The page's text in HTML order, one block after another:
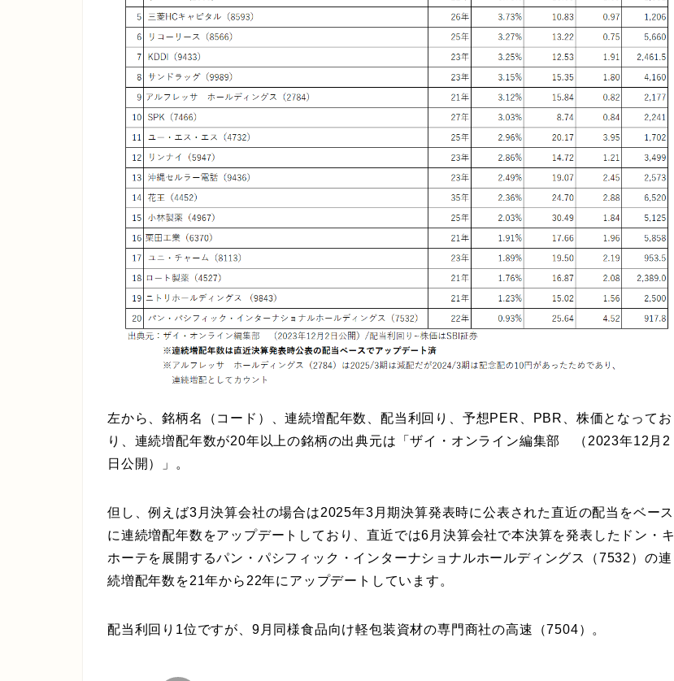
左から、銘柄名（コード）、連続増配年数、配当利回り、予想PER、PBR、株価となってお
り、連続増配年数が20年以上の銘柄の出典元は「ザイ・オンライン編集部 （2023年12月2
日公開）」。
但し、例えば3月決算会社の場合は2025年3月期決算発表時に公表された直近の配当をベース
に連続増配年数をアップデートしており、直近では6月決算会社で本決算を発表したドン・キ
ホーテを展開するパン・パシフィック・インターナショナルホールディングス（7532）の連
続増配年数を21年から22年にアップデートしています。
配当利回り1位ですが、9月同様食品向け軽包装資材の専門商社の高速（7504）。